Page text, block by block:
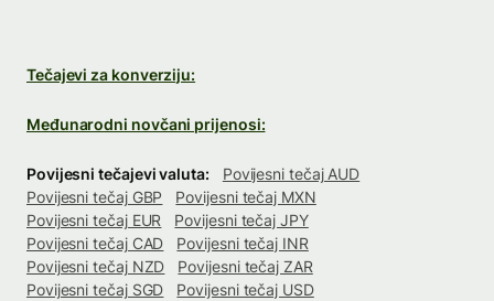
Tečajevi za konverziju:
Međunarodni novčani prijenosi:
Povijesni tečajevi valuta:
Povijesni tečaj AUD
Povijesni tečaj GBP
Povijesni tečaj MXN
Povijesni tečaj EUR
Povijesni tečaj JPY
Povijesni tečaj CAD
Povijesni tečaj INR
Povijesni tečaj NZD
Povijesni tečaj ZAR
Povijesni tečaj SGD
Povijesni tečaj USD